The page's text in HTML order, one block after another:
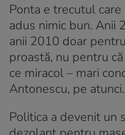
Ponta e trecutul
adus nimic bun. Anii
anii 2010 doar
proastă, nu pentru
ce miracol – mari
Antonescu, pe atunci.
Politica a devenit